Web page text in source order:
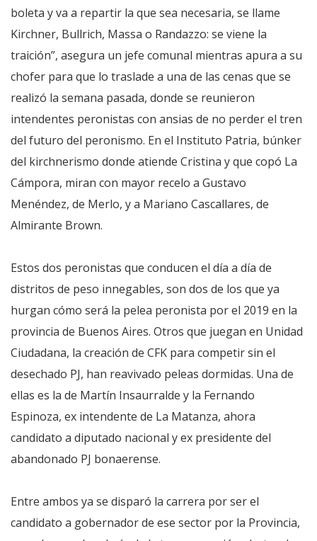
boleta y va a repartir la que sea necesaria, se llame
Kirchner, Bullrich, Massa o Randazzo: se viene la
traición”, asegura un jefe comunal mientras apura a su
chofer para que lo traslade a una de las cenas que se
realizó la semana pasada, donde se reunieron
intendentes peronistas con ansias de no perder el tren
del futuro del peronismo. En el Instituto Patria, búnker
del kirchnerismo donde atiende Cristina y que copó La
Cámpora, miran con mayor recelo a Gustavo
Menéndez, de Merlo, y a Mariano Cascallares, de
Almirante Brown.
Estos dos peronistas que conducen el día a día de
distritos de peso innegables, son dos de los que ya
hurgan cómo será la pelea peronista por el 2019 en la
provincia de Buenos Aires. Otros que juegan en Unidad
Ciudadana, la creación de CFK para competir sin el
desechado PJ, han reavivado peleas dormidas. Una de
ellas es la de Martín Insaurralde y la Fernando
Espinoza, ex intendente de La Matanza, ahora
candidato a diputado nacional y ex presidente del
abandonado PJ bonaerense.
Entre ambos ya se disparó la carrera por ser el
candidato a gobernador de ese sector por la Provincia,